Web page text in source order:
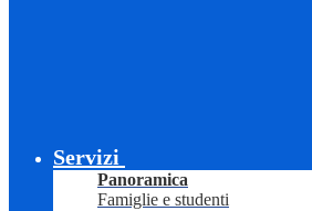
Servizi
Panoramica
Famiglie e studenti